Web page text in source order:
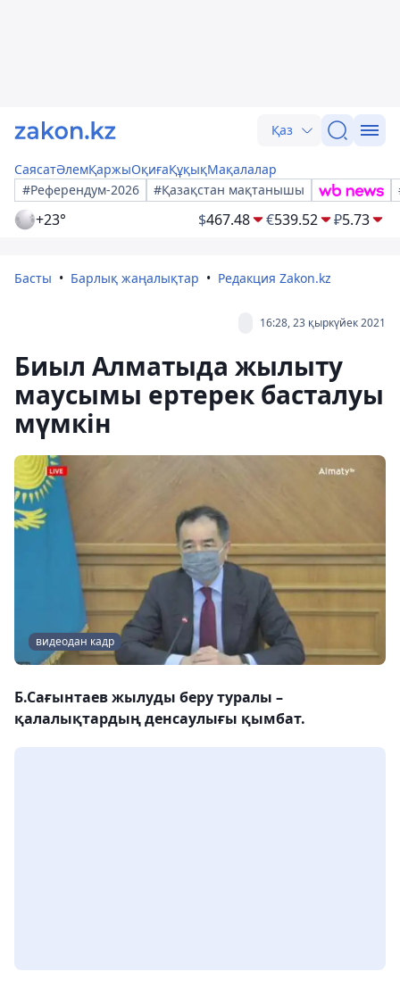
Қаз
СаясатӘлемҚаржыОқиғаҚұқықМақалалар
#Референдум-2026
#Қазақстан мақтанышы
+23° $467.48 €539.52 ₽5.73
Басты Барлық жаңалықтар Редакция Zakon.kz
16:28, 23 қыркүйек 2021
Биыл Алматыда жылыту
маусымы ертерек басталуы
мүмкін
видеодан кадр
Б.Сағынтаев жылуды беру туралы –
қалалықтардың денсаулығы қымбат.